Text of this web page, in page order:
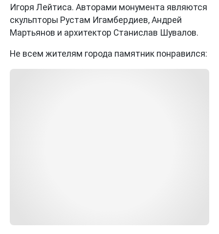
Игоря Лейтиса. Авторами монумента являются
скульпторы Рустам Игамбердиев, Андрей
Мартьянов и архитектор Станислав Шувалов.
Не всем жителям города памятник понравился: